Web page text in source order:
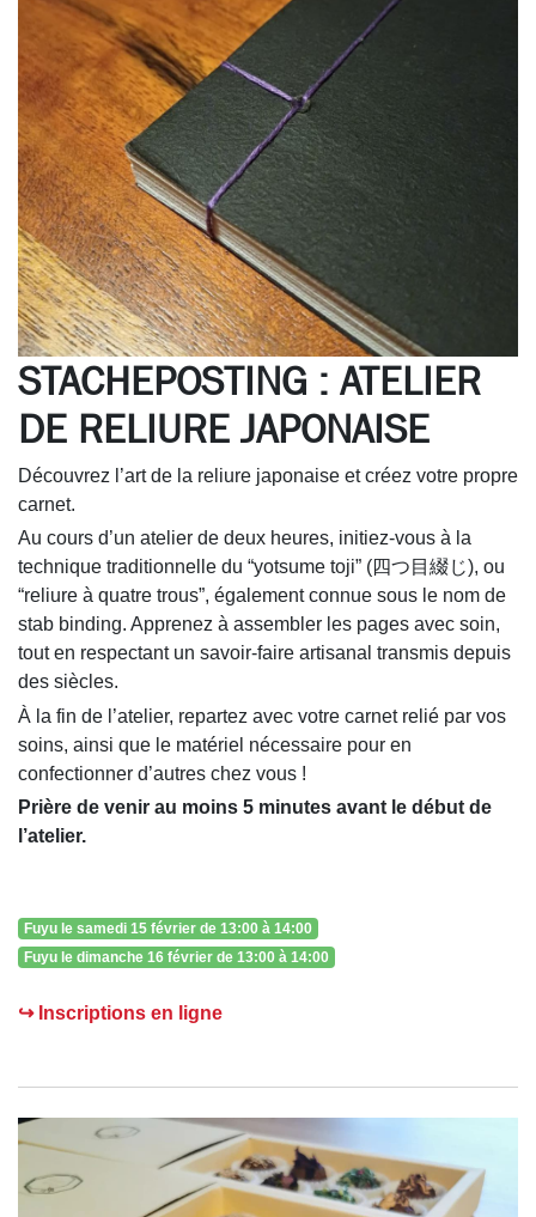
STACHEPOSTING : ATELIER
DE RELIURE JAPONAISE
Découvrez l’art de la reliure japonaise et créez votre propre
carnet.
Au cours d’un atelier de deux heures, initiez-vous à la
technique traditionnelle du “yotsume toji” (四つ目綴じ), ou
“reliure à quatre trous”, également connue sous le nom de
stab binding. Apprenez à assembler les pages avec soin,
tout en respectant un savoir-faire artisanal transmis depuis
des siècles.
À la fin de l’atelier, repartez avec votre carnet relié par vos
soins, ainsi que le matériel nécessaire pour en
confectionner d’autres chez vous !
Prière de venir au moins 5 minutes avant le début de
l’atelier.
Fuyu le samedi 15 février de 13:00 à 14:00
Fuyu le dimanche 16 février de 13:00 à 14:00
↪ Inscriptions en ligne